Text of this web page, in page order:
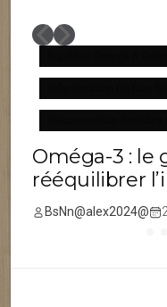
Oméga-3 : le
rééquilibrer
BsNn@alex2024@